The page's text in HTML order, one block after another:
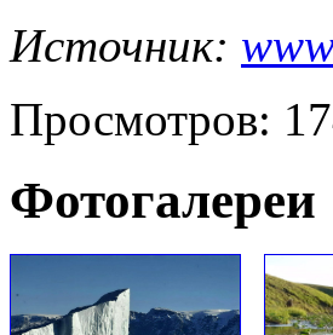
Источник:
Просмотров:
Фотогалереи